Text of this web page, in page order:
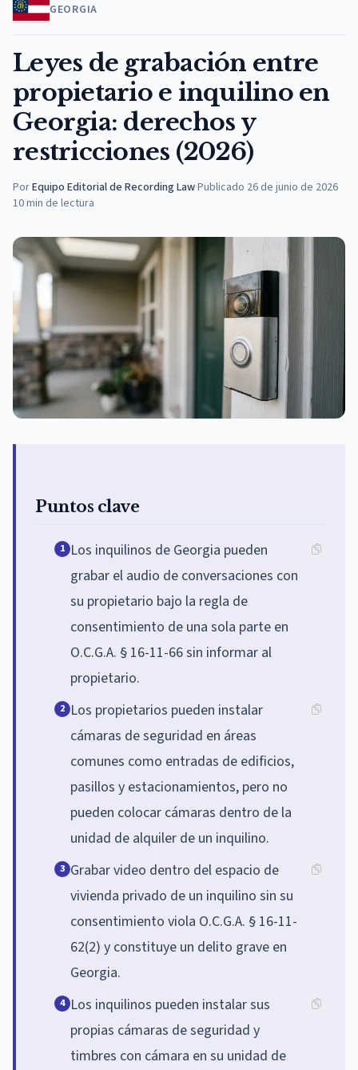
GEORGIA
Leyes de grabación entre
propietario e inquilino en
Georgia: derechos y
restricciones (2026)
PorEquipo Editorial de Recording Law·Publicado 26 de junio de 2026
10min de lectura
Puntos clave
1 Los inquilinos de Georgia pueden
grabar el audio de conversaciones con
su propietario bajo la regla de
consentimiento de una sola parte en
O.C.G.A. § 16-11-66 sin informar al
propietario.
2 Los propietarios pueden instalar
cámaras de seguridad en áreas
comunes como entradas de edificios,
pasillos y estacionamientos, pero no
pueden colocar cámaras dentro de la
unidad de alquiler de un inquilino.
3 Grabar video dentro del espacio de
vivienda privado de un inquilino sin su
consentimiento viola O.C.G.A. § 16-11-
62(2) y constituye un delito grave en
Georgia.
4 Los inquilinos pueden instalar sus
propias cámaras de seguridad y
timbres con cámara en su unidad de